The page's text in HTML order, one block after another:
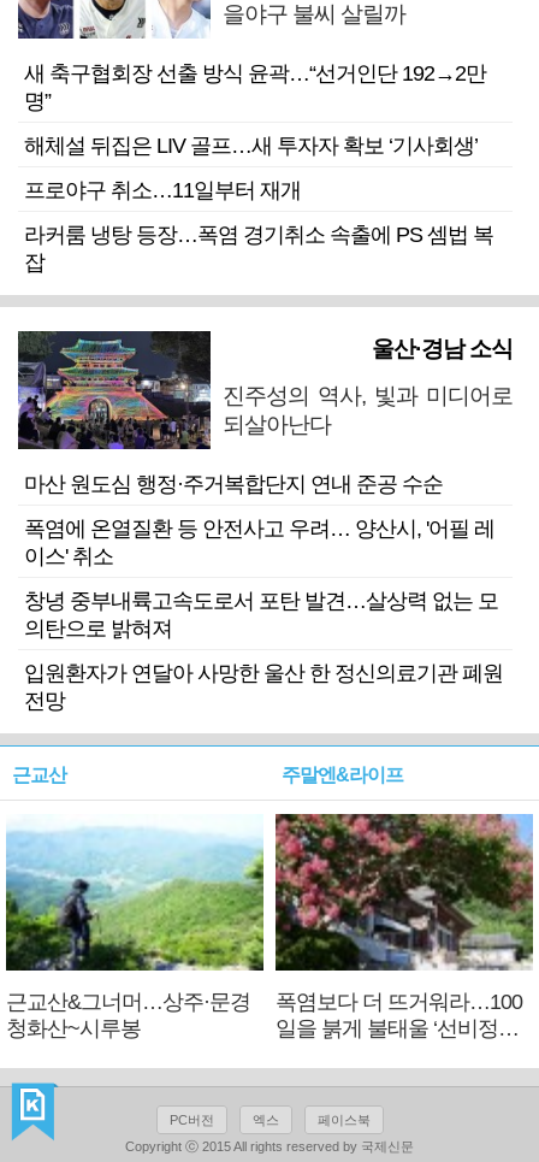
을야구 불씨 살릴까
새 축구협회장 선출 방식 윤곽…“선거인단 192→2만
명”
해체설 뒤집은 LIV 골프…새 투자자 확보 ‘기사회생’
프로야구 취소…11일부터 재개
라커룸 냉탕 등장…폭염 경기취소 속출에 PS 셈법 복
잡
울산·경남 소식
진주성의 역사, 빛과 미디어로
되살아난다
마산 원도심 행정·주거복합단지 연내 준공 수순
폭염에 온열질환 등 안전사고 우려… 양산시, '어필 레
이스' 취소
창녕 중부내륙고속도로서 포탄 발견…살상력 없는 모
의탄으로 밝혀져
입원환자가 연달아 사망한 울산 한 정신의료기관 폐원
전망
근교산
근교산&그너머…상주·문경
청화산~시루봉
주말엔&라이프
폭염보다 더 뜨거워라…100
일을 붉게 불태울 ‘선비정신’
PC버전 엑스
페이스북
Copyright ⓒ 2015 All rights reserved by 국제신문